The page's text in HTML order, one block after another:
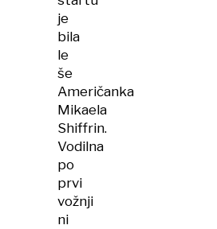
je
bila
le
še
Američanka
Mikaela
Shiffrin.
Vodilna
po
prvi
vožnji
ni